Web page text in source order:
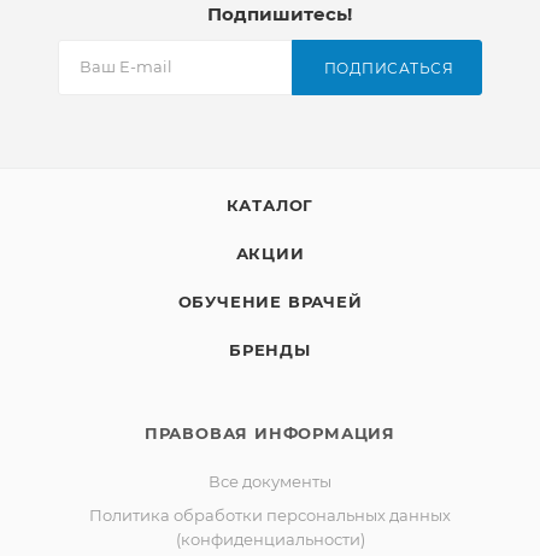
Подпишитесь!
ПОДПИСАТЬСЯ
КАТАЛОГ
АКЦИИ
ОБУЧЕНИЕ ВРАЧЕЙ
БРЕНДЫ
ПРАВОВАЯ ИНФОРМАЦИЯ
Все документы
Политика обработки персональных данных
(конфиденциальности)